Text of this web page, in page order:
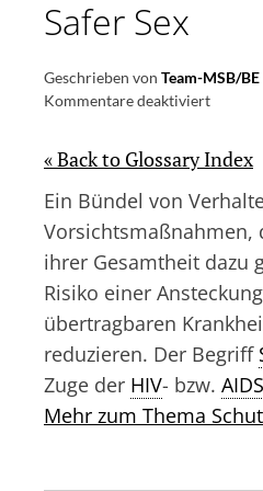
Safer Sex
Geschrieben von Team-MSB/BE
Kommentare deaktiviertfür
« Back to Glossary Index
Ein Bündel von
Vorsichtsmaßnahmen,
ihrer Gesamtheit dazu
Risiko einer
übertragbaren
reduzieren. Der Begriff
Zuge der HIV- bzw. AIDS
Mehr zum Thema